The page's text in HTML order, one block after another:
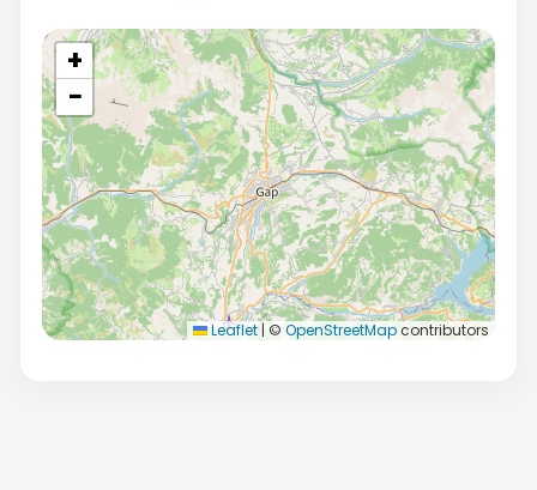
+
−
Leaflet | © OpenStreetMapcontributors